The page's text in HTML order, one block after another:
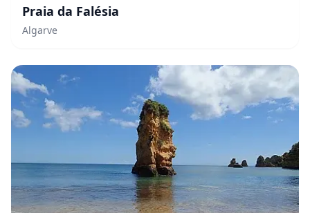
Praia da Falésia
Algarve